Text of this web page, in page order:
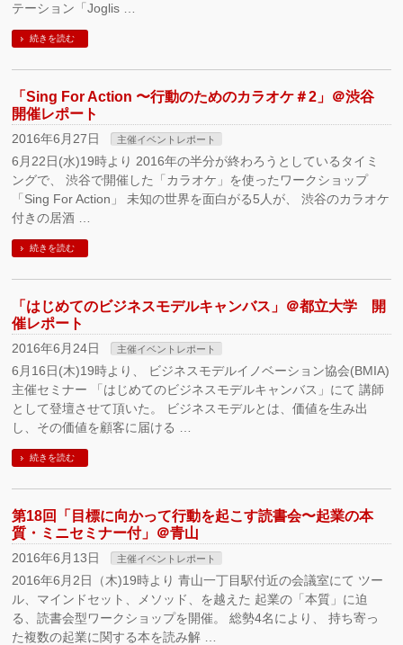
テーション「Joglis …
続きを読む
「Sing For Action 〜行動のためのカラオケ＃2」＠渋谷
開催レポート
2016年6月27日 主催イベントレポート
6月22日(水)19時より 2016年の半分が終わろうとしているタイミ
ングで、 渋谷で開催した「カラオケ」を使ったワークショップ
「Sing For Action」 未知の世界を面白がる5人が、 渋谷のカラオケ
付きの居酒 …
続きを読む
「はじめてのビジネスモデルキャンバス」＠都立大学 開
催レポート
2016年6月24日 主催イベントレポート
6月16日(木)19時より、 ビジネスモデルイノベーション協会(BMIA)
主催セミナー 「はじめてのビジネスモデルキャンバス」にて 講師
として登壇させて頂いた。 ビジネスモデルとは、価値を生み出
し、その価値を顧客に届ける …
続きを読む
第18回「目標に向かって行動を起こす読書会〜起業の本
質・ミニセミナー付」＠青山
2016年6月13日 主催イベントレポート
2016年6月2日（木)19時より 青山一丁目駅付近の会議室にて ツー
ル、マインドセット、メソッド、を越えた 起業の「本質」に迫
る、読書会型ワークショップを開催。 総勢4名により、 持ち寄っ
た複数の起業に関する本を読み解 …